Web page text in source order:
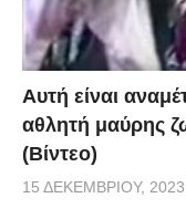
Αυτή είναι
αθλητή μαύρης
(Βίντεο)
15 ΔΕΚΕΜΒΡΊΟΥ, 2023